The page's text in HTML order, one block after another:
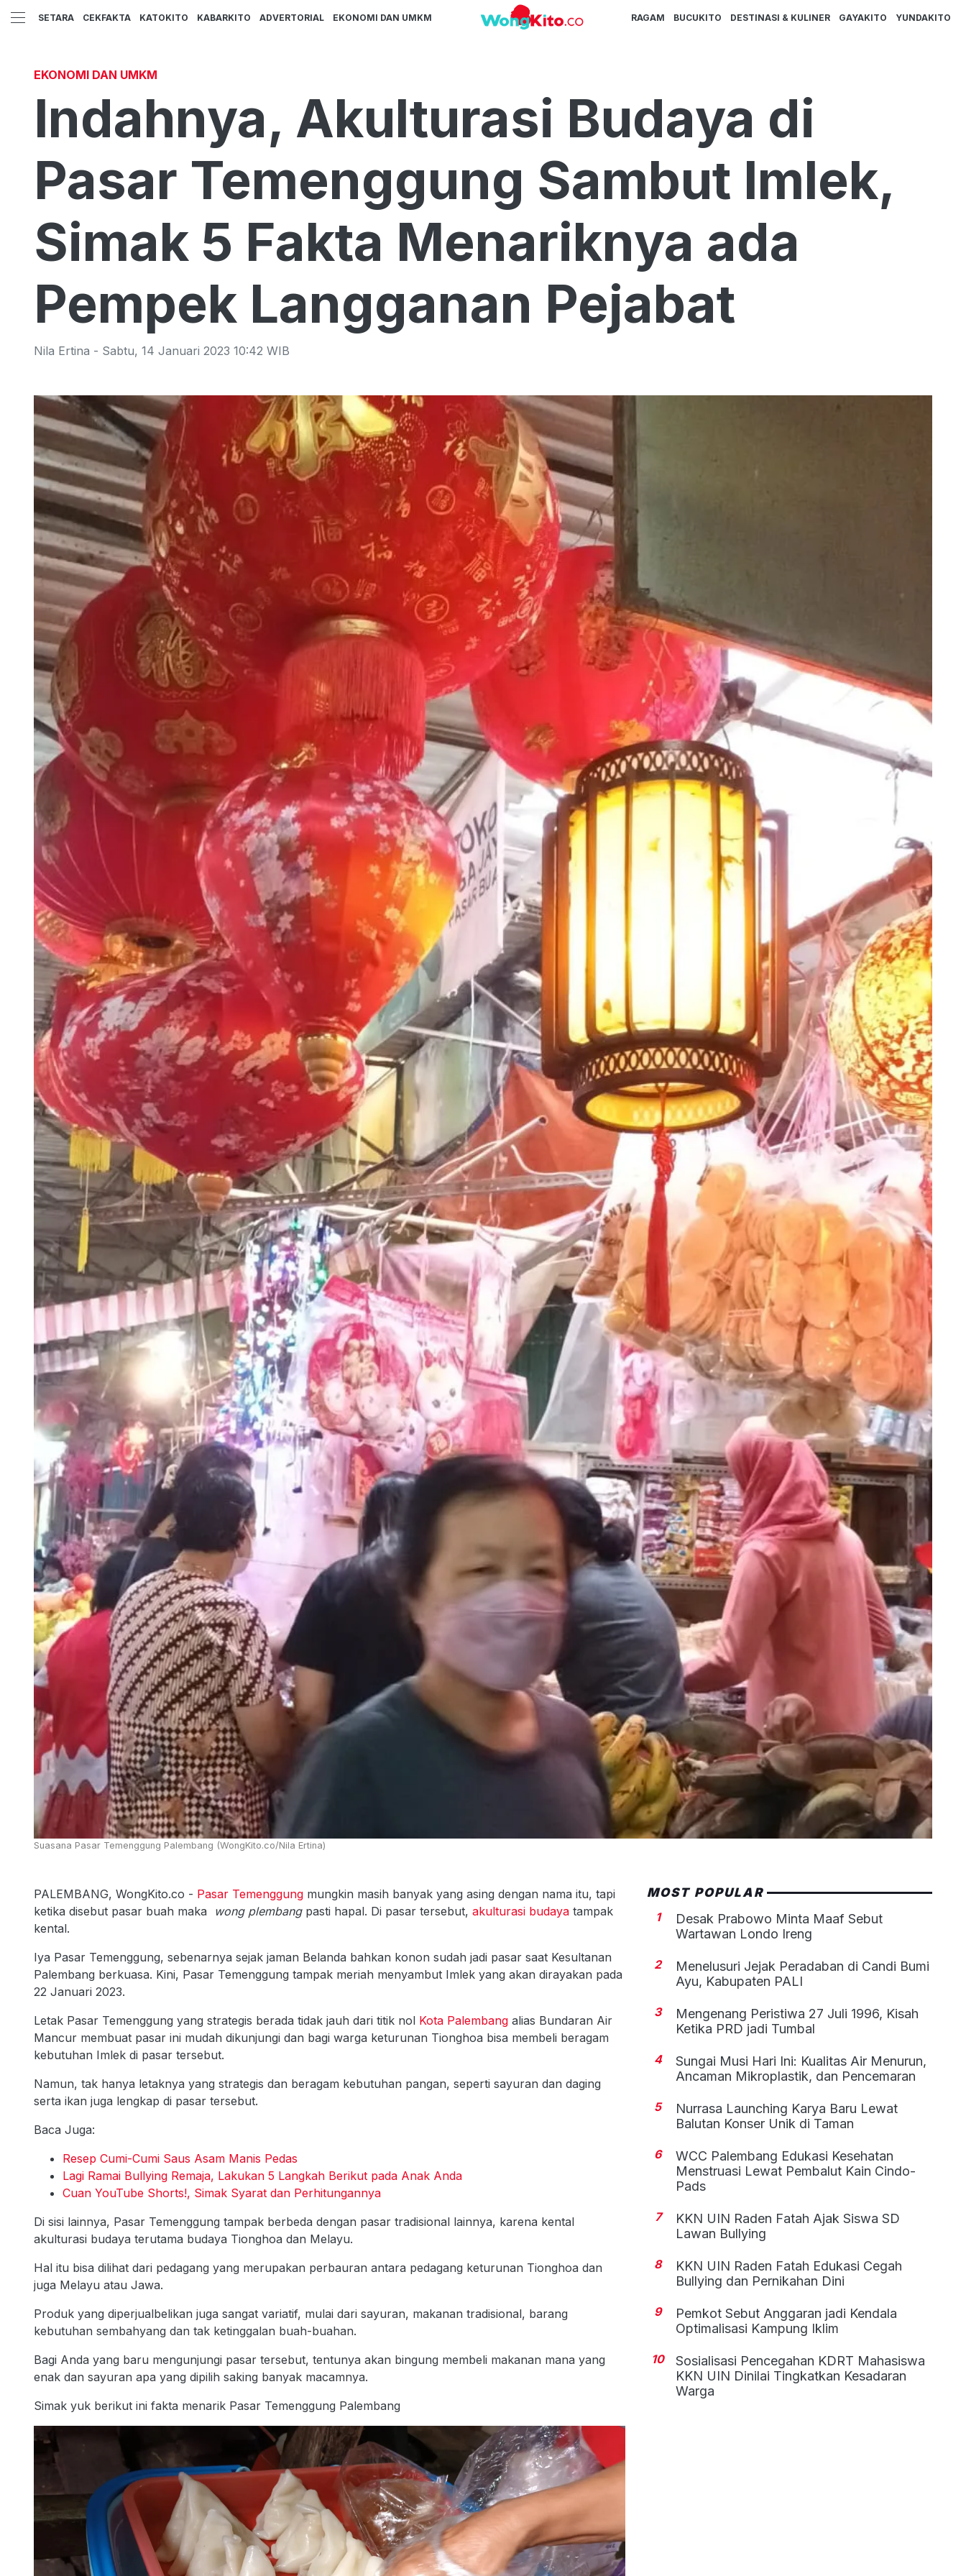
SETARA CEKFAKTA KATOKITO KABARKITO ADVERTORIAL EKONOMI DAN UMKM RAGAM BUCUKITO DESTINASI & KULINER GAYAKITO YUNDAKITO
EKONOMI DAN UMKM
Indahnya, Akulturasi Budaya di
Pasar Temenggung Sambut Imlek,
Simak 5 Fakta Menariknya ada
Pempek Langganan Pejabat
Nila Ertina - Sabtu, 14 Januari 2023 10:42 WIB
Suasana Pasar Temenggung Palembang (WongKito.co/Nila Ertina)
PALEMBANG, WongKito.co - Pasar Temenggung mungkin masih banyak yang asing dengan nama itu, tapi
ketika disebut pasar buah maka
wong plembangpasti hapal. Di pasar tersebut, akulturasi budaya tampak
kental.
Iya Pasar Temenggung, sebenarnya sejak jaman Belanda bahkan konon sudah jadi pasar saat Kesultanan
Palembang berkuasa. Kini, Pasar Temenggung tampak meriah menyambut Imlek yang akan dirayakan pada
22 Januari 2023.
Letak Pasar Temenggung yang strategis berada tidak jauh dari titik nol Kota Palembang alias Bundaran Air
Mancur membuat pasar ini mudah dikunjungi dan bagi warga keturunan Tionghoa bisa membeli beragam
kebutuhan Imlek di pasar tersebut.
Namun, tak hanya letaknya yang strategis dan beragam kebutuhan pangan, seperti sayuran dan daging
serta ikan juga lengkap di pasar tersebut.
Baca Juga:
Resep Cumi-Cumi Saus Asam Manis Pedas
Lagi Ramai Bullying Remaja, Lakukan 5 Langkah Berikut pada Anak Anda
Cuan YouTube Shorts!, Simak Syarat dan Perhitungannya
Di sisi lainnya, Pasar Temenggung tampak berbeda dengan pasar tradisional lainnya, karena kental
akulturasi budaya terutama budaya Tionghoa dan Melayu.
Hal itu bisa dilihat dari pedagang yang merupakan perbauran antara pedagang keturunan Tionghoa dan
juga Melayu atau Jawa.
Produk yang diperjualbelikan juga sangat variatif, mulai dari sayuran, makanan tradisional, barang
kebutuhan sembahyang dan tak ketinggalan buah-buahan.
Bagi Anda yang baru mengunjungi pasar tersebut, tentunya akan bingung membeli makanan mana yang
enak dan sayuran apa yang dipilih saking banyak macamnya.
Simak yuk berikut ini fakta menarik Pasar Temenggung Palembang
MOST POPULAR
1
Desak Prabowo Minta Maaf Sebut
Wartawan Londo Ireng
2
Menelusuri Jejak Peradaban di Candi Bumi
Ayu, Kabupaten PALI
3
Mengenang Peristiwa 27 Juli 1996, Kisah
Ketika PRD jadi Tumbal
4
Sungai Musi Hari Ini: Kualitas Air Menurun,
Ancaman Mikroplastik, dan Pencemaran
5
Nurrasa Launching Karya Baru Lewat
Balutan Konser Unik di Taman
6
WCC Palembang Edukasi Kesehatan
Menstruasi Lewat Pembalut Kain Cindo-
Pads
7
KKN UIN Raden Fatah Ajak Siswa SD
Lawan Bullying
8
KKN UIN Raden Fatah Edukasi Cegah
Bullying dan Pernikahan Dini
9
Pemkot Sebut Anggaran jadi Kendala
Optimalisasi Kampung Iklim
10
Sosialisasi Pencegahan KDRT Mahasiswa
KKN UIN Dinilai Tingkatkan Kesadaran
Warga